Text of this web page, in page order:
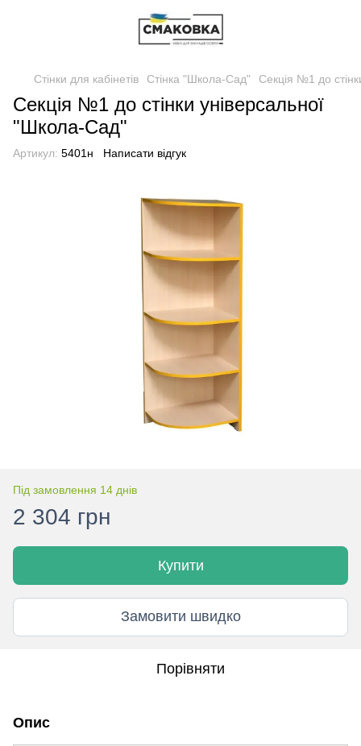
Стінки для кабінетів Стінка "Школа-Сад" Секція №1 до
Секція №1 до стінки універсальної
"Школа-Сад"
Артикул: 5401н Написати відгук
Під замовлення 14 днів
2 304 грн
Купити
Замовити швидко
Порівняти
Опис